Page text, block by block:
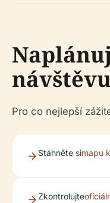
Pro co nejlepší
Stáhněte simapu
Zkontrolujte